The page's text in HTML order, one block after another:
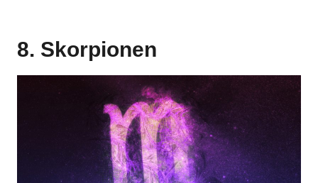
8. Skorpionen